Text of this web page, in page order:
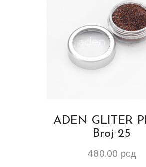
ADEN GLITER
Broj 25
480.00 рсд